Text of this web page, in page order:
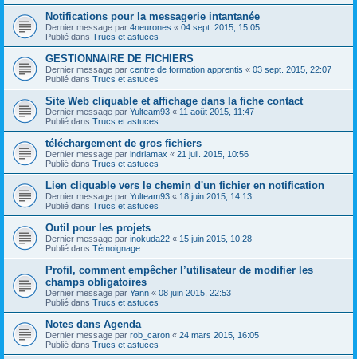
Notifications pour la messagerie intantanée
Dernier message par 4neurones « 04 sept. 2015, 15:05
Publié dans Trucs et astuces
GESTIONNAIRE DE FICHIERS
Dernier message par centre de formation apprentis « 03 sept. 2015, 22:07
Publié dans Trucs et astuces
Site Web cliquable et affichage dans la fiche contact
Dernier message par Yulteam93 « 11 août 2015, 11:47
Publié dans Trucs et astuces
téléchargement de gros fichiers
Dernier message par indriamax « 21 juil. 2015, 10:56
Publié dans Trucs et astuces
Lien cliquable vers le chemin d'un fichier en notification
Dernier message par Yulteam93 « 18 juin 2015, 14:13
Publié dans Trucs et astuces
Outil pour les projets
Dernier message par inokuda22 « 15 juin 2015, 10:28
Publié dans Témoignage
Profil, comment empêcher l’utilisateur de modifier les
champs obligatoires
Dernier message par Yann « 08 juin 2015, 22:53
Publié dans Trucs et astuces
Notes dans Agenda
Dernier message par rob_caron « 24 mars 2015, 16:05
Publié dans Trucs et astuces